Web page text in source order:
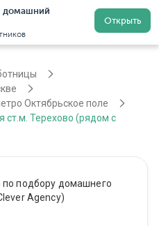
домашний
Открыть
Регистрация
Октябрьское поле
Терехово (рядом с
по подбору домашнего
Agency)